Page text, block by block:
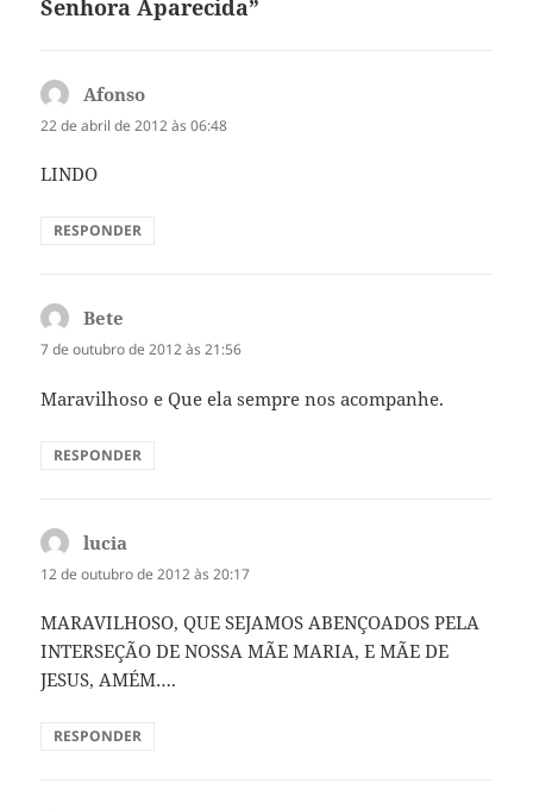
Senhora Aparecida”
Afonso
22 de abril de 2012 às 06:48
LINDO
RESPONDER
Bete
7 de outubro de 2012 às 21:56
Maravilhoso e Que ela sempre nos acompanhe.
RESPONDER
lucia
12 de outubro de 2012 às 20:17
MARAVILHOSO, QUE SEJAMOS ABENÇOADOS PELA
INTERSEÇÃO DE NOSSA MÃE MARIA, E MÃE DE
JESUS, AMÉM….
RESPONDER